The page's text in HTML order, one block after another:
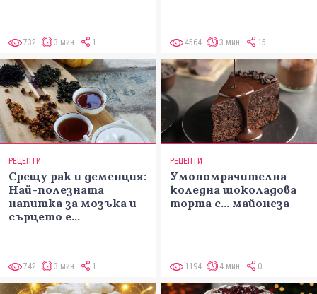
732 3 мин 1 4564 3 мин 15
РЕЦЕПТИ
Срещу рак и деменция:
Най-полезната
напитка за мозъка и
сърцето е…
742 3 мин 1
РЕЦЕПТИ
Умопомрачителна
коледна шоколадова
торта с... майонеза
1194 4 мин 0